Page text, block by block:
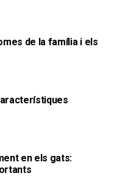
de la família i els
en els gats: